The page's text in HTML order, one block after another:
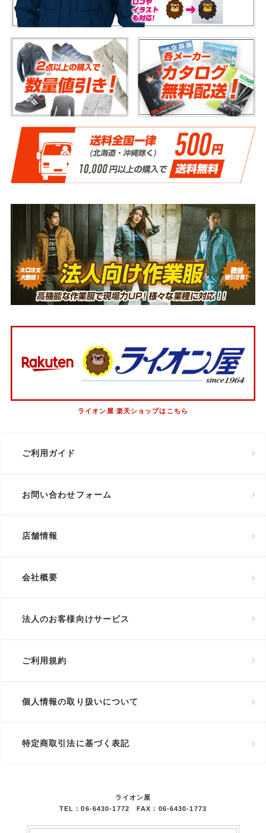
ライオン屋 楽天ショップはこちら
ご利用ガイド
お問い合わせフォーム
店舗情報
会社概要
法人のお客様向けサービス
ご利用規約
個人情報の取り扱いについて
特定商取引法に基づく表記
ライオン屋
TEL：06-6430-1772 FAX：06-6430-1773